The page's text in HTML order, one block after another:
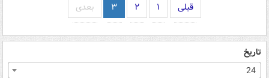
قبلی ۱ ۲ ۳ بعدی
تاریخ
24